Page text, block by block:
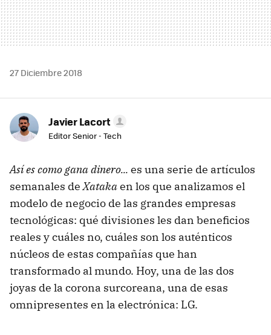
27 Diciembre 2018
Javier Lacort
Editor Senior - Tech
Así es como gana dinero... es una serie de artículos
semanales deXatakaen los que analizamos el
modelo de negocio de las grandes empresas
tecnológicas: qué divisiones les dan beneficios
reales y cuáles no, cuáles son los auténticos
núcleos de estas compañías que han
transformado al mundo. Hoy, una de las dos
joyas de la corona surcoreana, una de esas
omnipresentes en la electrónica: LG.